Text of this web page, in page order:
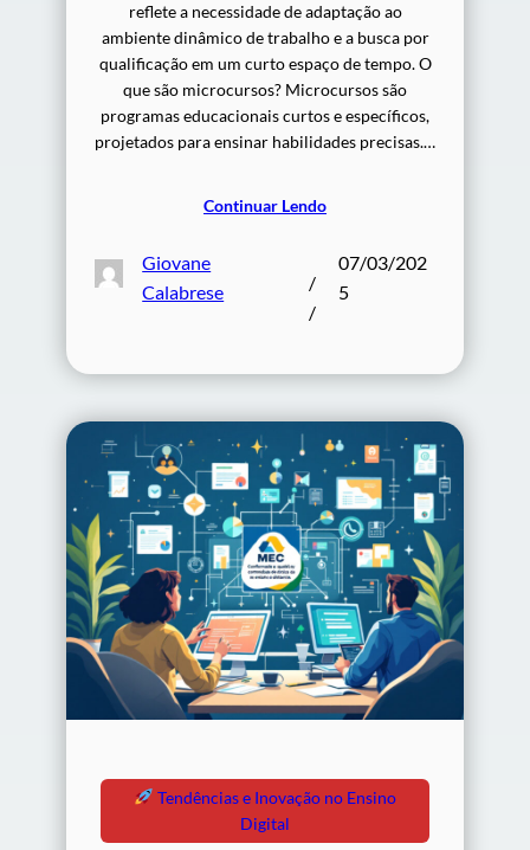
reflete a necessidade de adaptação ao
ambiente dinâmico de trabalho e a busca por
qualificação em um curto espaço de tempo. O
que são microcursos? Microcursos são
programas educacionais curtos e específicos,
projetados para ensinar habilidades precisas.…
Continuar Lendo
Giovane
Calabrese
/
/
07/03/202
5
Tendências e Inovação no Ensino
Digital